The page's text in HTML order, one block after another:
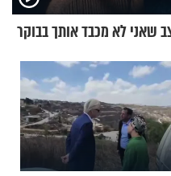
שאני לא מכבד אותך בבוקר